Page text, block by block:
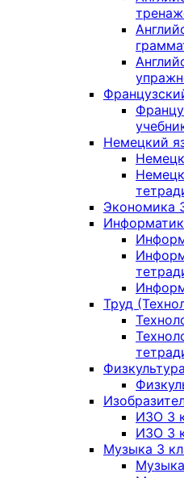
Немецкий
Экономика
Труд
ИЗО 3
ИЗО 3
Музыка 3